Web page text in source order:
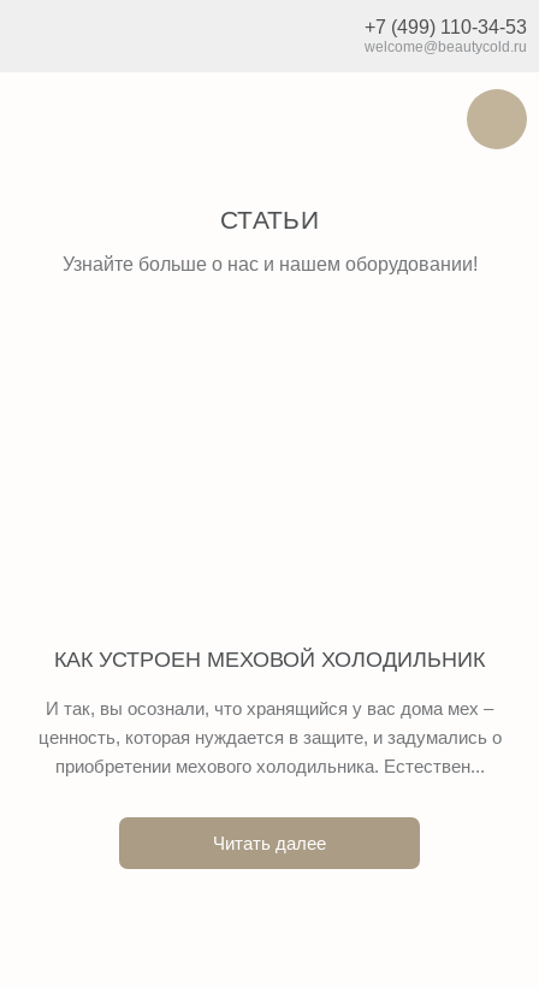
+7 (499) 110-34-53
welcome@beautycold.ru
СТАТЬИ
Узнайте больше о нас и нашем оборудовании!
КАК УСТРОЕН МЕХОВОЙ ХОЛОДИЛЬНИК
И так, вы осознали, что хранящийся у вас дома мех –
ценность, которая нуждается в защите, и задумались о
приобретении мехового холодильника. Естествен...
Читать далее